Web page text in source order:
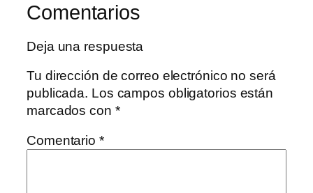
Comentarios
Deja una respuesta
Tu dirección de correo electrónico no será
publicada. Los campos obligatorios están
marcados con *
Comentario *